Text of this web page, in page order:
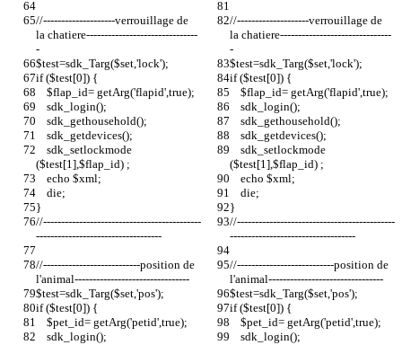
//--------------------verrouillage de
la chatiere-------------------------------
-
//--------------------verrouillage de
la chatiere-------------------------------
-
$test=sdk_Targ($set,'lock');
$test=sdk_Targ($set,'lock');
if ($test[0]) {
if ($test[0]) {
    $flap_id= getArg('flapid',true);
    $flap_id= getArg('flapid',true);
    sdk_login();
    sdk_login();
    sdk_gethousehold();
    sdk_gethousehold();
    sdk_getdevices();
    sdk_getdevices();
($test[1],$flap_id) ;
($test[1],$flap_id) ;
    echo $xml;
    echo $xml;
    die;
    die;
}
}
//--------------------------------------------
-----------------------------------
//--------------------------------------------
-----------------------------------
//---------------------------position de
l'animal--------------------------------
//---------------------------position de
l'animal--------------------------------
$test=sdk_Targ($set,'pos');
$test=sdk_Targ($set,'pos');
if ($test[0]) {
if ($test[0]) {
    $pet_id= getArg('petid',true);
    $pet_id= getArg('petid',true);
    sdk_login();
    sdk_login();